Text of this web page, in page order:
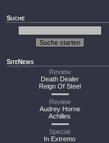
Suche
SiteNews
Review
Death Dealer
Reign Of Steel
Review
Audrey Horne
Achilles
Special
In Extremo